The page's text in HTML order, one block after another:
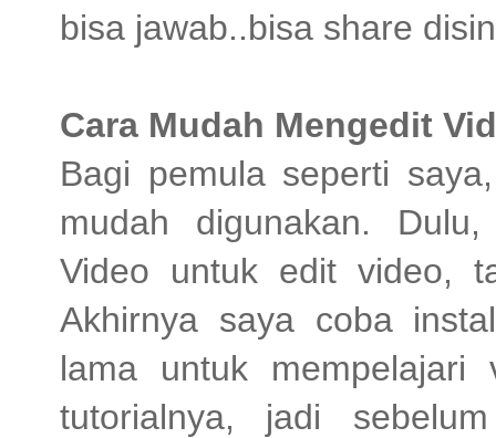
bisa jawab..bisa share
Cara Mudah Mengedit
Bagi pemula seperti
mudah digunakan.
Video untuk edit video,
Akhirnya saya coba
lama untuk
tutorialnya, jadi